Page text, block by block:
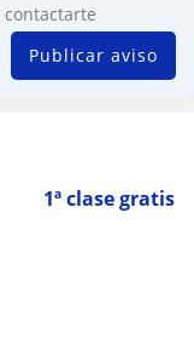
Publicar aviso
1ª clase gratis